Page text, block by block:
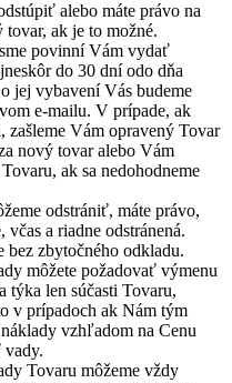
alebo máte právo na
ak je to možné.
povinní Vám vydať
do 30 dní odo dňa
jej vybavení Vás budeme
e-mailu. V prípade, ak
zašleme Vám opravený Tovar
nový tovar alebo Vám
ak sa nedohodneme
odstrániť, máte právo,
včas a riadne odstránená.
bez zbytočného odkladu.
môžete požadovať výmenu
týka len súčasti Tovaru,
v prípadoch ak Nám tým
vzhľadom na Cenu
vady.
Tovaru môžeme vždy